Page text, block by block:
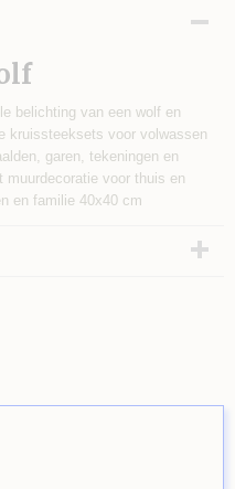
belichting van een wolf en
kruissteeksets voor volwassen
garen, tekeningen en
voor thuis en
en familie 40x40 cm